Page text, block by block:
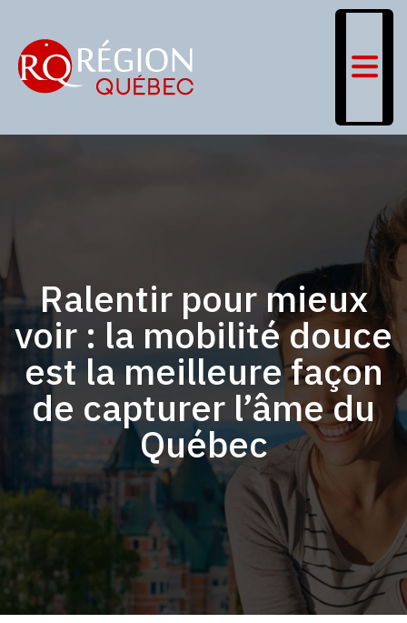
Ralentir pour mieux
voir : la mobilité douce
est la meilleure façon
de capturer l’âme du
Québec